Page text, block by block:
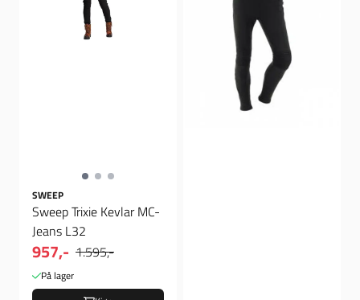
SWEEP
Sweep Trixie Kevlar MC-
Jeans L32
957,- 1.595,-
På lager